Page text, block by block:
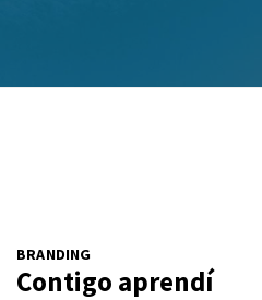
BRANDING
Contigo aprendí